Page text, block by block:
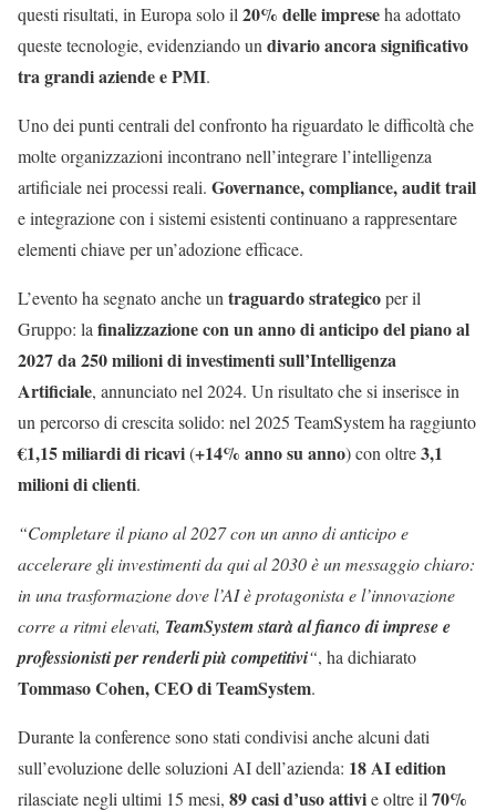
questi risultati, in Europa solo il20% delle impreseha adottato
queste tecnologie, evidenziando undivario ancora significativo
tra grandi aziende e PMI.
Uno dei punti centrali del confronto ha riguardato le difficoltà che
molte organizzazioni incontrano nell’integrare l’intelligenza
artificiale nei processi reali. Governance, compliance, audit trail
e integrazione con i sistemi esistenti continuano a rappresentare
elementi chiave per un’adozione efficace.
L’evento ha segnato anche untraguardo strategicoper il
Gruppo: lafinalizzazione con un anno di anticipo del piano al
2027 da 250 milioni di investimenti sull’Intelligenza
Artificiale, annunciato nel 2024. Un risultato che si inserisce in
un percorso di crescita solido: nel 2025 TeamSystem ha raggiunto
€1,15 miliardi di ricavi(+14% anno su anno) con oltre3,1
milioni di clienti.
“Completare il piano al 2027 con un anno di anticipo e
accelerare gli investimenti da qui al 2030 è un messaggio chiaro:
in una trasformazione dove l’AI è protagonista e l’innovazione
corre a ritmi elevati, TeamSystem starà al fianco di imprese e
professionisti per renderli più competitivi“, ha dichiarato
Tommaso Cohen, CEO di TeamSystem.
Durante la conference sono stati condivisi anche alcuni dati
sull’evoluzione delle soluzioni AI dell’azienda: 18 AI edition
rilasciate negli ultimi 15 mesi, 89 casi d’uso attivie oltre il70%